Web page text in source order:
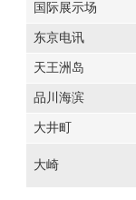
国际展示场
东京电讯
天王洲岛
品川海滨
大井町
大崎